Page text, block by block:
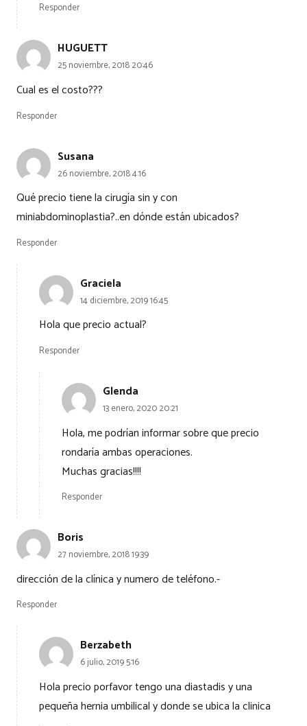
Responder
HUGUETT
25 noviembre, 2018 20:46
Cual es el costo???
Responder
Susana
26 noviembre, 2018 4:16
Qué precio tiene la cirugía sin y con
miniabdominoplastia?..en dónde están ubicados?
Responder
Graciela
14 diciembre, 2019 16:45
Hola que precio actual?
Responder
Glenda
13 enero, 2020 20:21
Hola, me podrían informar sobre que precio
rondaría ambas operaciones.
Muchas gracias!!!!
Responder
Boris
27 noviembre, 2018 19:39
dirección de la clínica y numero de teléfono.-
Responder
Berzabeth
6 julio, 2019 5:16
Hola precio porfavor tengo una diastadis y una
pequeña hernia umbilical y donde se ubica la clinica